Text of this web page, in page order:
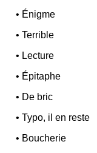
• Énigme
•Terrible
• Lecture
• Épitaphe
• De bric
•Typo, il en reste
• Boucherie